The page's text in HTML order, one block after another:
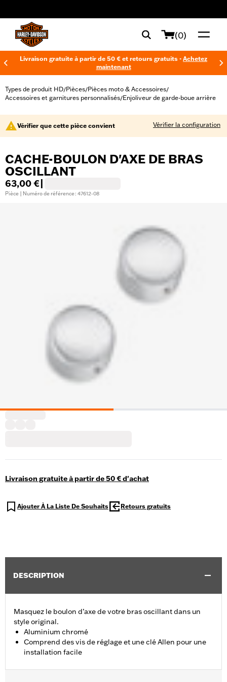
(0)
Livraison gratuite à partir de 50 € et retours gratuits - Achetez
maintenant
Types de produit HD/Pièces/Pièces moto & Accessoires/
Accessoires et garnitures personnalisés/Enjoliveur de garde-boue arrière
Vérifier que cette pièce convient Vérifier la configuration
CACHE-BOULON D'AXE DE BRAS
OSCILLANT
63,00 €
Pièce | Numéro de référence : 47612-08
Livraison gratuite à partir de 50 € d'achat
Ajouter À La Liste De Souhaits Retours gratuits
DESCRIPTION
Masquez le boulon d’axe de votre bras oscillant dans un
style original.
Aluminium chromé
Comprend des vis de réglage et une clé Allen pour une
installation facile